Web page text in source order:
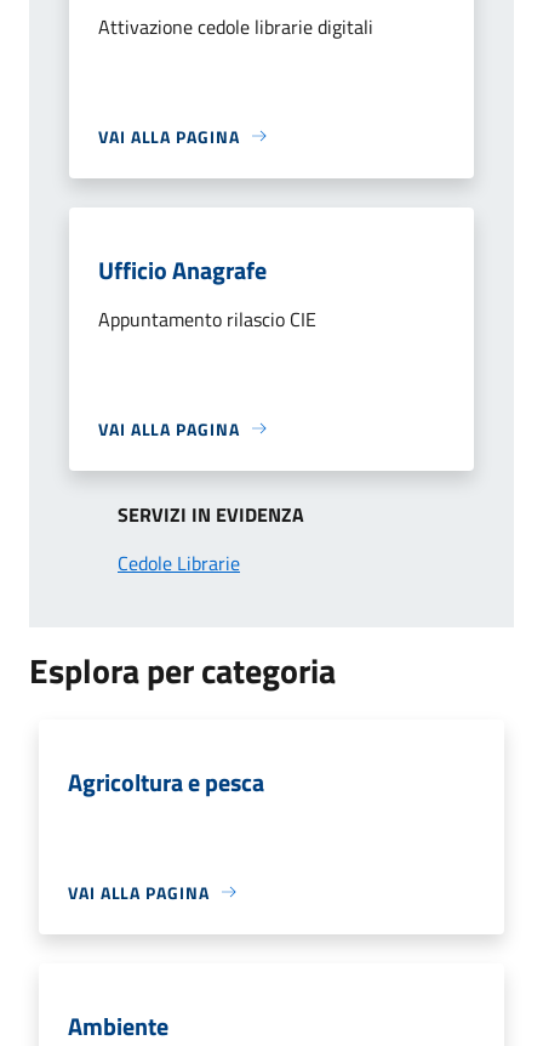
Attivazione cedole librarie digitali
VAI ALLA PAGINA
Ufficio Anagrafe
Appuntamento rilascio CIE
VAI ALLA PAGINA
SERVIZI IN EVIDENZA
Cedole Librarie
Esplora per categoria
Agricoltura e pesca
VAI ALLA PAGINA
Ambiente